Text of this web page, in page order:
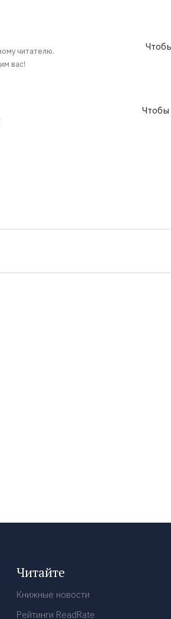
читателю.
вас!
Чтобы
Читайте
Книжные новости
Рейтинги ReadRate